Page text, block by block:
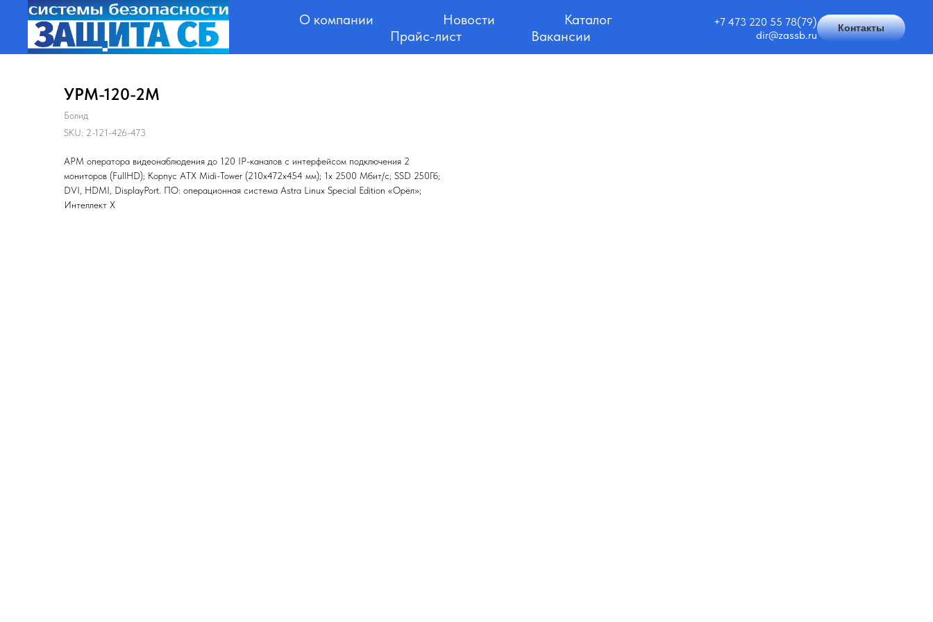
О компании Новости
Каталог
Прайс-лист
Вакансии
+7 473 220 55 78(79)
dir@zassb.ru
Контакты
УРМ-120-2М
Болид
SKU: 2-121-426-473
АРМ оператора видеонаблюдения до 120 IP-каналов с интерфейсом подключения 2
мониторов (FullHD); Корпус ATX Midi-Tower (210х472х454 мм); 1х 2500 Мбит/с; SSD 250Гб;
DVI, HDMI, DisplayPort. ПО: операционная система Astra Linux Special Edition «Орёл»;
Интеллект Х